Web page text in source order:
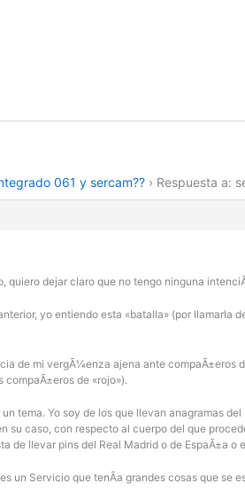
061 y sercam?? › Respuesta a:
quiero dejar claro que no tengo ninguna
yo entiendo esta «batalla» (por llamarla
de mi vergÃ¼enza ajena ante
de «rojo»).
tema. Yo soy de los que llevan anagramas
su caso, con respecto al cuerpo del que
de llevar pins del Real Madrid o de EspaÃ±a o
un Servicio que tenÃ­a grandes cosas que se